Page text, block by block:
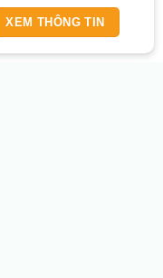
XEM THÔNG TIN